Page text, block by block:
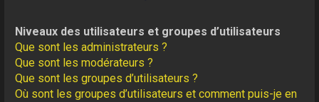
Niveaux des utilisateurs et groupes d’utilisateurs
Que sont les administrateurs ?
Que sont les modérateurs ?
Que sont les groupes d’utilisateurs ?
Où sont les groupes d’utilisateurs et comment puis-je en